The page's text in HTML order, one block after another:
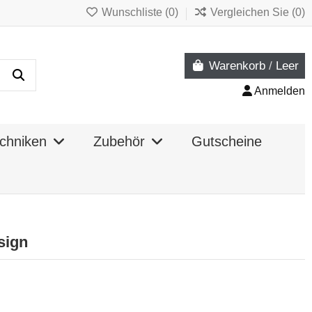
Wunschliste (0) Vergleichen Sie (0)
Warenkorb / Leer
Anmelden
Zubehör Gutscheine